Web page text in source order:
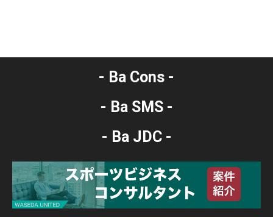
- Ba Cons -
- Ba SMS -
- Ba JDC -